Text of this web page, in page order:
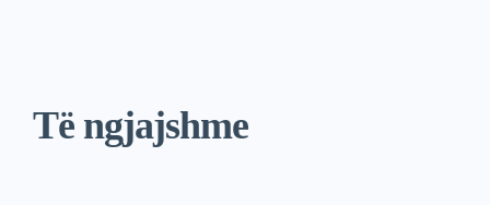
Të ngjajshme